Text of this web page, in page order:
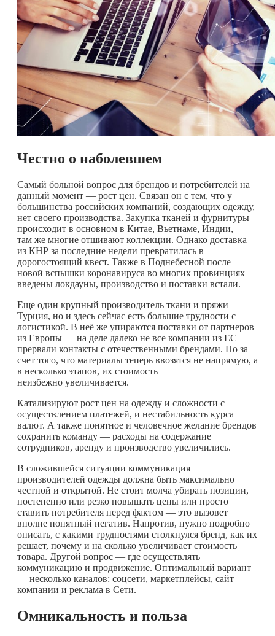
Честно о наболевшем
Самый больной вопрос для брендов и потребителей на
данный момент — рост цен. Связан он с тем, что у
большинства российских компаний, создающих одежду,
нет своего производства. Закупка тканей и фурнитуры
происходит в основном в Китае, Вьетнаме, Индии,
там же многие отшивают коллекции. Однако доставка
из КНР за последние недели превратилась в
дорогостоящий квест. Также в Поднебесной после
новой вспышки коронавируса во многих провинциях
введены локдауны, производство и поставки встали.
Еще один крупный производитель ткани и пряжи —
Турция, но и здесь сейчас есть большие трудности с
логистикой. В неё же упираются поставки от партнеров
из Европы — на деле далеко не все компании из ЕС
прервали контакты с отечественными брендами. Но за
счет того, что материалы теперь ввозятся не напрямую, а
в несколько этапов, их стоимость
неизбежно увеличивается.
Катализируют рост цен на одежду и сложности с
осуществлением платежей, и нестабильность курса
валют. А также понятное и человечное желание брендов
сохранить команду — расходы на содержание
сотрудников, аренду и производство увеличились.
В сложившейся ситуации коммуникация
производителей одежды должна быть максимально
честной и открытой. Не стоит молча убирать позиции,
постепенно или резко повышать цены или просто
ставить потребителя перед фактом — это вызовет
вполне понятный негатив. Напротив, нужно подробно
описать, с какими трудностями столкнулся бренд, как их
решает, почему и на сколько увеличивает стоимость
товара. Другой вопрос — где осуществлять
коммуникацию и продвижение. Оптимальный вариант
— несколько каналов: соцсети, маркетплейсы, сайт
компании и реклама в Сети.
Омникальность и польза